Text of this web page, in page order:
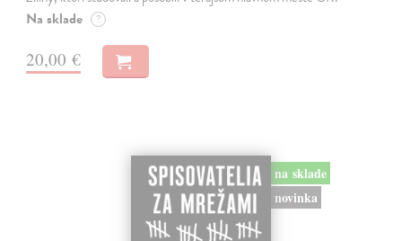
Na sklade ?
20,00 €
na sklade
novinka